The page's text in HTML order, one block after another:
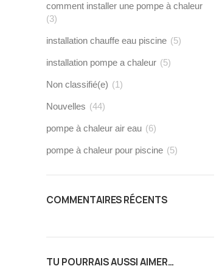
comment installer une pompe à chaleur
(3)
installation chauffe eau piscine (5)
installation pompe a chaleur (5)
Non classifié(e) (1)
Nouvelles (44)
pompe à chaleur air eau (6)
pompe à chaleur pour piscine (5)
COMMENTAIRES RÉCENTS
TU POURRAIS AUSSI AIMER…